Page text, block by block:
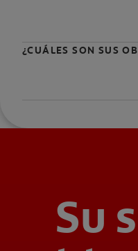
¿CUÁLES SON SUS
Su